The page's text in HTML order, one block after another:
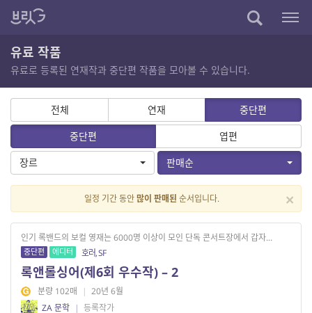
유료 작품
유료로 등록된 연재작과 중단편 작품을 모아볼 수 있습니다.
전체 연재
중단편
중단편
엽편
장르
판매순
×
일정 기간 동안많이 판매된 순서입니다.
인기 록밴드의 보컬 영재는 6000명 이상이 모인 단독 콘서트장에서 갑자...
중단편 에디터 호러, SF
록앤롤싱어(제6회 우수작) – 2
분량 102매 | 20년 6월
ZA 문학 | 등록작가